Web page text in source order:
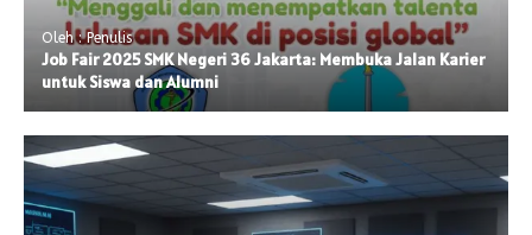
Oleh : Penulis
Job Fair 2025 SMK Negeri 36 Jakarta: Membuka Jalan Karier
untuk Siswa dan Alumni